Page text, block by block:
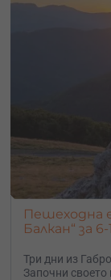
Пешеходна
Балкан“ за
Три дни из
Започни